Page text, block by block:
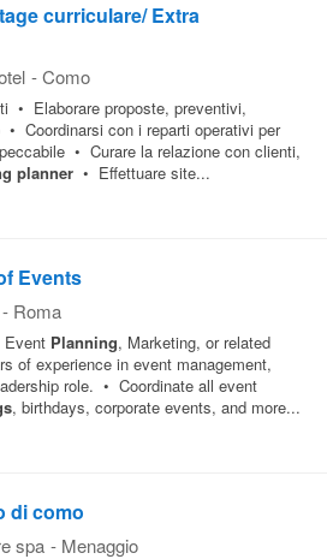
curriculare/ Extra
- Como
• Elaborare proposte, preventivi,
Coordinarsi con i reparti operativi per
• Curare la relazione con clienti,
planner • Effettuare site...
Events
- Roma
Event Planning, Marketing, or related
of experience in event management,
role. • Coordinate all event
, birthdays, corporate events, and more...
di como
spa - Menaggio